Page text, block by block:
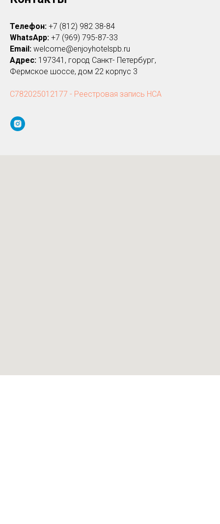
Телефон: +7 (812) 982 38-84
WhatsApp: +7 (969) 795-87-33
Email: welcome@enjoyhotelspb.ru
Адрес: 197341, город Санкт- Петербург,
Фермское шоссе, дом 22 корпус 3
С782025012177 - Реестровая запись НСА